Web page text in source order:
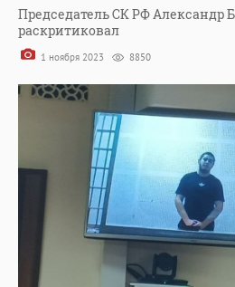
Председатель СК РФ Александр
раскритиковал
1 ноября 2023 8850